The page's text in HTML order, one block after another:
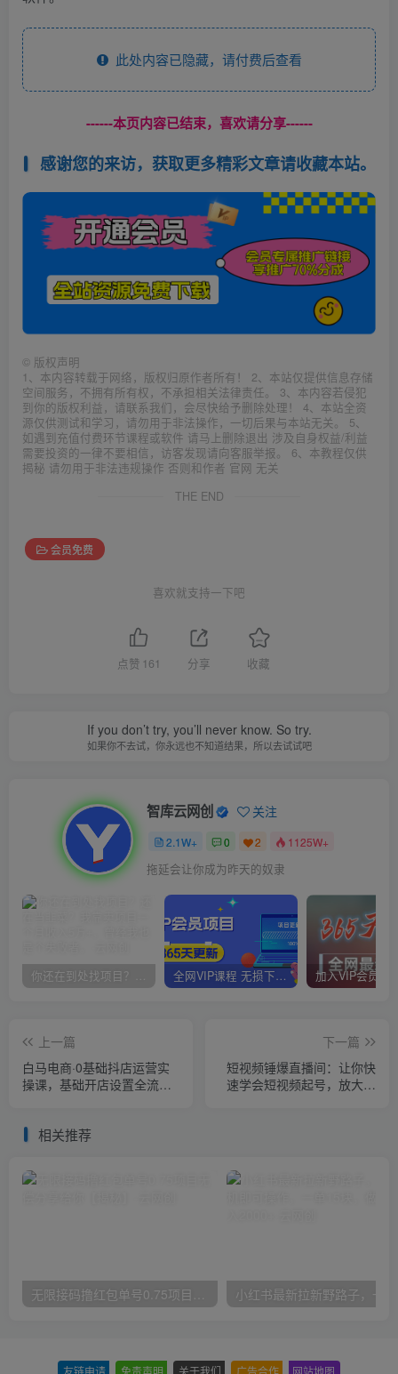
此处内容已隐藏，请付费后查看
------本页内容已结束，喜欢请分享------
感谢您的来访，获取更多精彩文章请收藏本站。
© 版权声明
1、本内容转载于网络，版权归原作者所有！ 2、本站仅提供信息存储
空间服务，不拥有所有权，不承担相关法律责任。 3、本内容若侵犯
到你的版权利益，请联系我们，会尽快给予删除处理！ 4、本站全资
源仅供测试和学习，请勿用于非法操作，一切后果与本站无关。 5、
如遇到充值付费环节课程或软件 请马上删除退出 涉及自身权益/利益
需要投资的一律不要相信，访客发现请向客服举报。 6、本教程仅供
揭秘 请勿用于非法违规操作 否则和作者 官网 无关
THE END
会员免费
喜欢就支持一下吧
点赞 161 分享 收藏
If you don’t try, you’ll never know. So try.
如果你不去试，你永远也不知道结果，所以去试试吧
智库云网创 关注
2.1W+ 0 2 1125W+
拖延会让你成为昨天的奴隶
你还在到处找项目？还在当韭菜？我靠卖项目一个月收入5万+，曾经我也是个失败者。 全网VIP课程 无损下载~
上一篇
白马电商·0基础抖店运营实
操课，基础开店设置全流
下一篇
短视频锤爆直播间：让你快
速学会短视频起号，放大成
相关推荐
无限接码撸红包单号0.75项目无偿分享给你【揭秘】